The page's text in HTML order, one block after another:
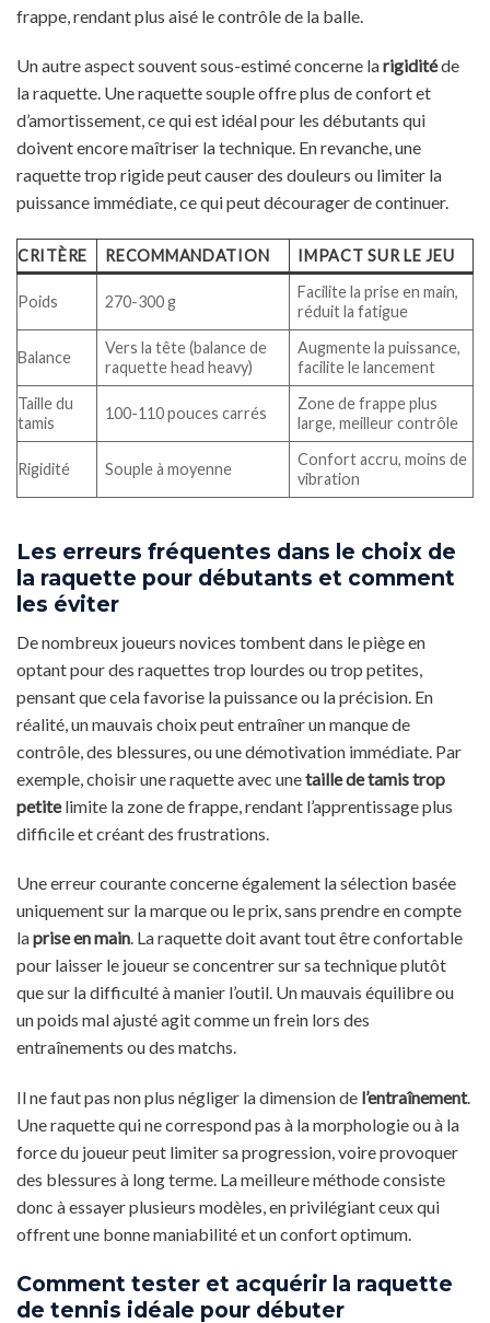
frappe, rendant plus aisé le contrôle de la balle.
Un autre aspect souvent sous-estimé concerne larigiditéde
la raquette. Une raquette souple offre plus de confort et
d’amortissement, ce qui est idéal pour les débutants qui
doivent encore maîtriser la technique. En revanche, une
raquette trop rigide peut causer des douleurs ou limiter la
puissance immédiate, ce qui peut décourager de continuer.
CRITÈRE RECOMMANDATION IMPACT SUR LE JEU
Poids 270-300 g
Facilite la prise en main,
réduit la fatigue
Balance
Vers la tête (balance de
raquette head heavy)
Augmente la puissance,
facilite le lancement
Taille du
tamis
100-110 pouces carrés
Zone de frappe plus
large, meilleur contrôle
Rigidité Souple à moyenne
Confort accru, moins de
vibration
Les erreurs fréquentes dans le choix de
la raquette pour débutants et comment
les éviter
De nombreux joueurs novices tombent dans le piège en
optant pour des raquettes trop lourdes ou trop petites,
pensant que cela favorise la puissance ou la précision. En
réalité, un mauvais choix peut entraîner un manque de
contrôle, des blessures, ou une démotivation immédiate. Par
exemple, choisir une raquette avec unetaille de tamis trop
petitelimite la zone de frappe, rendant l’apprentissage plus
difficile et créant des frustrations.
Une erreur courante concerne également la sélection basée
uniquement sur la marque ou le prix, sans prendre en compte
laprise en main. La raquette doit avant tout être confortable
pour laisser le joueur se concentrer sur sa technique plutôt
que sur la difficulté à manier l’outil. Un mauvais équilibre ou
un poids mal ajusté agit comme un frein lors des
entraînements ou des matchs.
Il ne faut pas non plus négliger la dimension de l’entraînement.
Une raquette qui ne correspond pas à la morphologie ou à la
force du joueur peut limiter sa progression, voire provoquer
des blessures à long terme. La meilleure méthode consiste
donc à essayer plusieurs modèles, en privilégiant ceux qui
offrent une bonne maniabilité et un confort optimum.
Comment tester et acquérir la raquette
de tennis idéale pour débuter